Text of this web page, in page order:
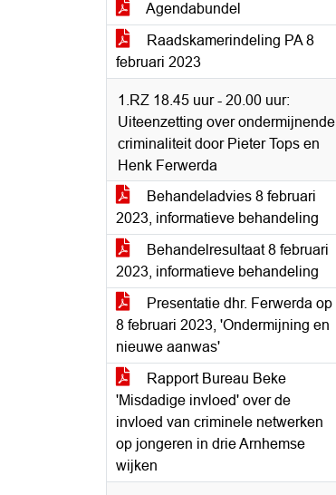
Agendabundel
Raadskamerindeling PA 8
februari 2023
1.RZ 18.45 uur - 20.00 uur:
Uiteenzetting over ondermijnende
criminaliteit door Pieter Tops en
Henk Ferwerda
Behandeladvies 8 februari
2023, informatieve behandeling
Behandelresultaat 8 februari
2023, informatieve behandeling
Presentatie dhr. Ferwerda op
8 februari 2023, 'Ondermijning en
nieuwe aanwas'
Rapport Bureau Beke
'Misdadige invloed' over de
invloed van criminele netwerken
op jongeren in drie Arnhemse
wijken